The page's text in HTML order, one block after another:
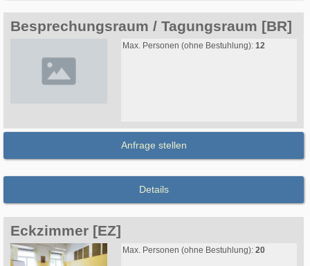
Besprechungsraum / Tagungsraum [BR]
Max. Personen (ohne Bestuhlung): 12
Anfrage stellen
Details
Eckzimmer [EZ]
Max. Personen (ohne Bestuhlung): 20